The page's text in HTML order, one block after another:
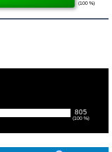
(100 %)
805
(100 %)